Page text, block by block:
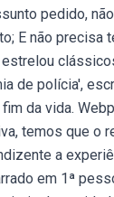
pedido,
E não precisa
de polícia',
da vida.
temos que o
a
em 1ª